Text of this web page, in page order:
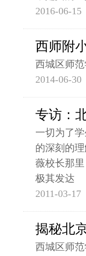
2016-06-15
西师附
西城区师
2014-06-30
专访：
一切为了
的深刻的
薇校长那
极其发达
2011-03-17
揭秘北
西城区师